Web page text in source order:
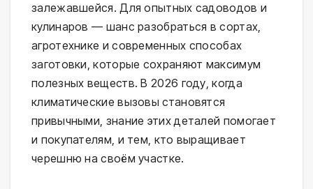
залежавшейся. Для опытных садоводов и
кулинаров — шанс разобраться в сортах,
агротехнике и современных способах
заготовки, которые сохраняют максимум
полезных веществ. В 2026 году, когда
климатические вызовы становятся
привычными, знание этих деталей помогает
и покупателям, и тем, кто выращивает
черешню на своём участке.